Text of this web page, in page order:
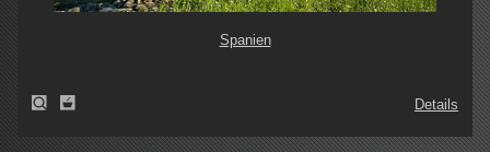
Spanien
Details